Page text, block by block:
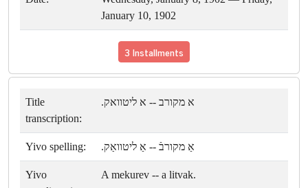
January 10, 1902
3 Installments
Title
transcription:
א מקורב -- א ליטוואק.
Yivo spelling: אַ מקורבֿ -- אַ ליטוואַק.
Yivo
A mekurev -- a litvak.